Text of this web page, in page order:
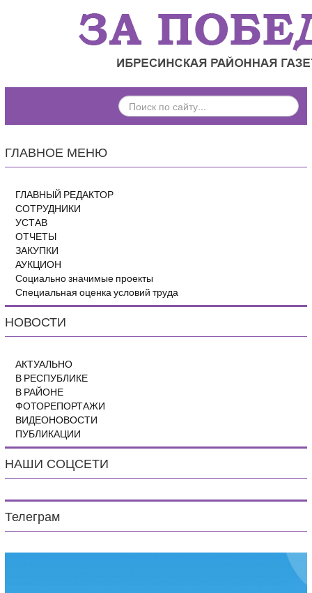
ПОИСК
ПО
ГЛАВНОЕ МЕНЮ
ГЛАВНЫЙ РЕДАКТОР
СОТРУДНИКИ
УСТАВ
ОТЧЕТЫ
ЗАКУПКИ
АУКЦИОН
Социально значимые проекты
Специальная оценка условий труда
НОВОСТИ
АКТУАЛЬНО
В РЕСПУБЛИКЕ
В РАЙОНЕ
ФОТОРЕПОРТАЖИ
ВИДЕОНОВОСТИ
ПУБЛИКАЦИИ
НАШИ СОЦСЕТИ
Телеграм